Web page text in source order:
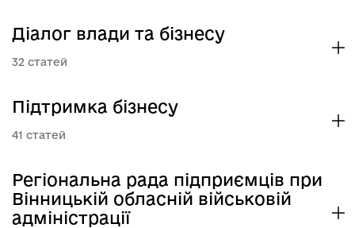
Діалог влади та бізнесу
32
Підтримка бізнесу
41
Регіональна рада підприємців при
Вінницькій обласній військовій
адміністрації